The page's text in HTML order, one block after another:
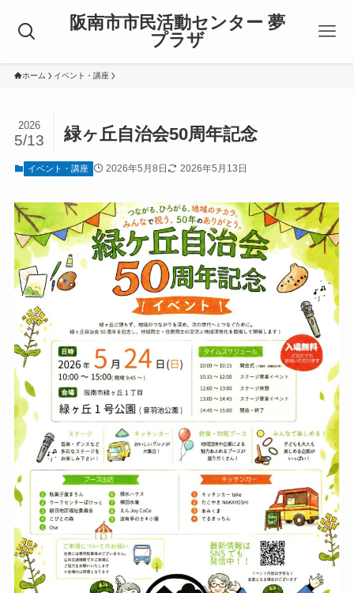
阪南市市民活動センター 夢
プラザ
ホーム イベント・講座
緑ヶ丘自治会50周年記念
2026
5/13
イベント・講座 2026年5月8日 2026年5月13日